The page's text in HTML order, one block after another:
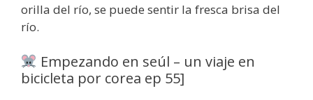
orilla del río, se puede sentir la fresca brisa del
río.
Empezando en seúl – un viaje en
bicicleta por corea ep 55]